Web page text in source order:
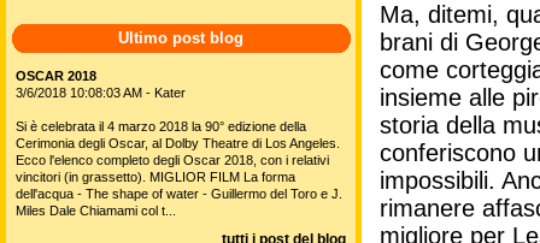
Ma, ditemi,
brani di
come
insieme alle
storia della
conferiscono
impossibili.
rimanere
migliore per
Ultimo post blog
OSCAR 2018
3/6/2018 10:08:03 AM - Kater
Si è celebrata il 4 marzo 2018 la 90° edizione della
Cerimonia degli Oscar, al Dolby Theatre di Los Angeles.
Ecco l'elenco completo degli Oscar 2018, con i relativi
vincitori (in grassetto). MIGLIOR FILM La forma
dell'acqua - The shape of water - Guillermo del Toro e J.
Miles Dale Chiamami col t...
tutti i post del blog